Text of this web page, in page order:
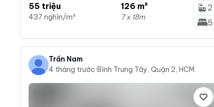
55 triệu
437 nghìn/m²
126 m²
7 x 18m
2
5
Trần Nam
4 tháng trước·Bình Trưng Tây, Quận 2, HCM